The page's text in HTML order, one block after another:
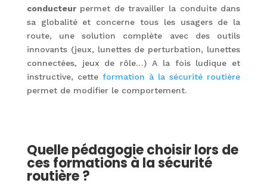
conducteurpermet de travailler la conduite dans
sa globalité et concerne tous les usagers de la
route, une solution complète avec des outils
innovants (jeux, lunettes de perturbation, lunettes
connectées, jeux de rôle…) A la fois ludique et
instructive, cette formation à la sécurité routière
permet de modifier le comportement.
Quelle pédagogie choisir lors de
ces formations à la sécurité
routière ?